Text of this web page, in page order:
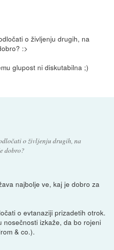
o življenju drugih, na
:>
glupost ni diskutabilna ;)
o življenju drugih, na
dobro?
najbolje ve, kaj je dobro za
o evtanaziji prizadetih otrok.
nosečnosti izkaže, da bo rojeni
& co.).